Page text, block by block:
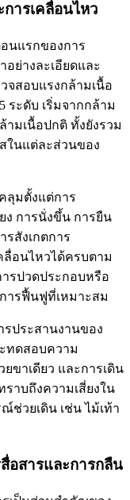
ารเคลื่อนไหว
นแรกของการ
อย่างละเอียดและ
จสอบแรงกล้ามเนื้อ
ระดับ เริ่มจากกล้าม
ามเนื้อปกติ ทั้งยังรวม
ในแต่ละส่วนของ
ลุมตั้งแต่การ
ง การนั่งขึ้น การยืน
รสังเกตการ
ลื่อนไหวได้ครบตาม
รปวดประกอบหรือ
ารฟื้นฟูที่เหมาะสม
ประสานงานของ
ทดสอบความ
ขาเดียว และการเดิน
ราบถึงความเสี่ยงใน
ช่วยเดิน เช่น ไม้เท้า
อสารและการกลืน